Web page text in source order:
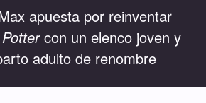
apuesta por reinventar
con un elenco joven y
adulto de renombre